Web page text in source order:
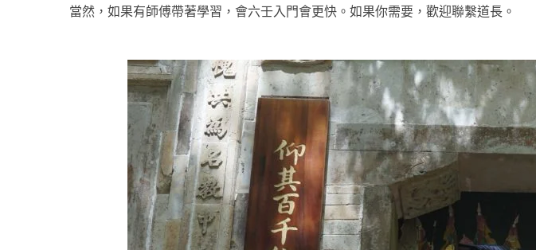
當然，如果有師傅帶著學習，會六壬入門會更快。如果你需要，歡迎聯繫道長。